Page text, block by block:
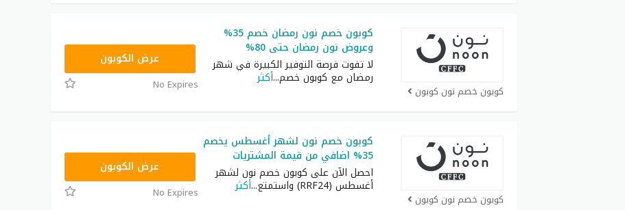
كوبون خصم نون كوبون
كوبون خصم نون رمضان خصم 35%
وعروض نون رمضان حتى 80%
لا تفوت فرصة التوفير الكبيرة في شهر
رمضان مع كوبون خصم...أكثر
RRF24عرض الكوبون
No Expires
كوبون خصم نون كوبون
كوبون خصم نون لشهر أغسطس يخصم
35% اضافي من قيمة المشتريات
احصل الآن على كوبون خصم نون لشهر
أغسطس (RRF24) واستمتع ...أكثر
RRF24عرض الكوبون
No Expires